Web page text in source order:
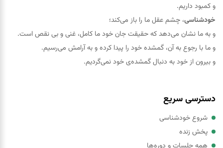
و کمبود داریم.
خودشناسی، چشم عقل ما را باز می‌کند؛
و به ما نشان می‌دهد که حقيقت جان خود ما کامل، غنی و بی نقص است.
و ما با رجوع به آن، گمشده خود را پيدا کرده و به آرامش می‌رسیم.
و بیرون از خود به دنبال گمشده‌ی خود نمی‌گردیم.
دسترسی سریع
شروع خودشناسی
پخش زنده